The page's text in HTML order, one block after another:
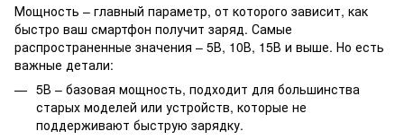
Мощность – главный параметр, от которого зависит, как
быстро ваш смартфон получит заряд. Самые
распространенные значения – 5В, 10В, 15В и выше. Но есть
важные детали:
5В – базовая мощность, подходит для большинства
старых моделей или устройств, которые не
поддерживают быструю зарядку.